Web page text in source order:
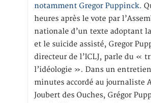
notamment Gregor Puppinck.
heures après le vote par
nationale d’un texte adoptant
et le suicide assisté, Gregor
directeur de l’ICLJ, parle du «
l’idéologie ». Dans un entretien
minutes accordé au journaliste
Joubert des Ouches, Grégor